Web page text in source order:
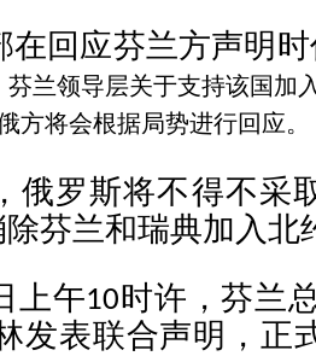
在回应芬兰方声明
芬兰领导层关于支持该国加
方将会根据局势进行回应。
俄罗斯将不得不采
芬兰和瑞典加入北
上午10时许，芬兰
发表联合声明，正